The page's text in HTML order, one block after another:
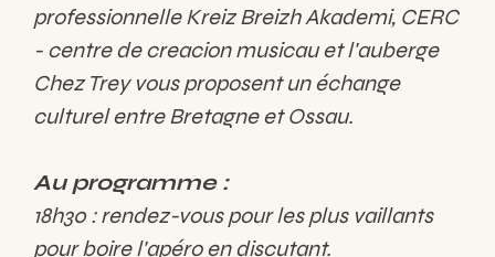
professionnelle Kreiz Breizh Akademi, CERC
- centre de creacion musicau et l'auberge
Chez Trey vous proposent un échange
culturel entre Bretagne et Ossau.
Au programme :
18h30 : rendez-vous pour les plus vaillants
pour boire l'apéro en discutant.